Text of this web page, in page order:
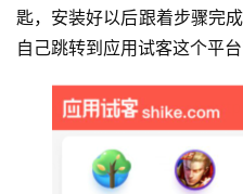
匙，安装好以后跟着步骤完
自己跳转到应用试客这个平台